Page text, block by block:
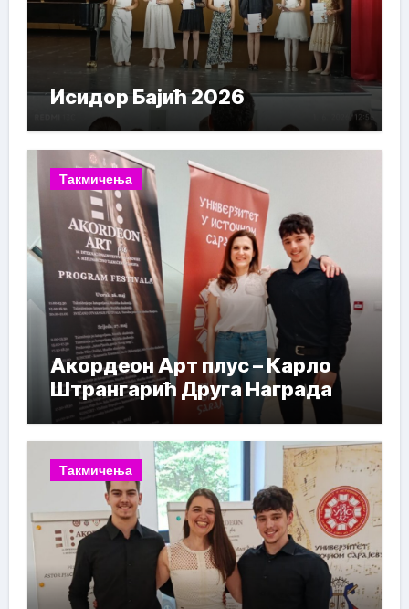
Исидор Бајић 2026
Такмичења
Акордеон Арт плус – Карло
Штрангарић Друга Награда
Такмичења